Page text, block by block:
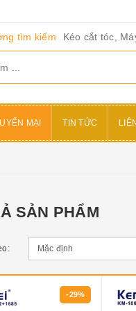
tìm kiếm Kéo cắt tóc,
MẠI TIN TỨC
SẢN PHẨM
-29%